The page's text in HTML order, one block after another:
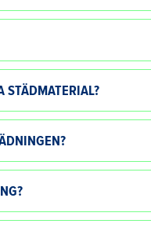
STÄDMATERIAL?